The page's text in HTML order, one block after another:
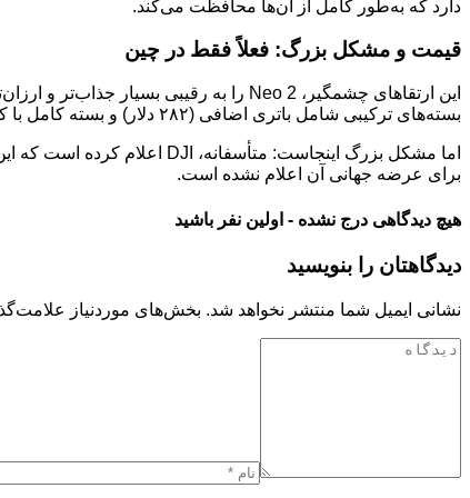
دارد که به‌طور کامل از آن‌ها محافظت می‌کند.
قیمت و مشکل بزرگ: فعلاً فقط در چین
بسته‌های ترکیبی شامل باتری اضافی (۲۸۲ دلار) و بسته کامل با کنترلر حرکتی و هدست Goggles N3 (۵۲۱ دلار) نیز عرضه می‌شوند.
برای عرضه جهانی آن اعلام نشده است.
هیچ دیدگاهی درج نشده - اولین نفر باشید
دیدگاهتان را بنویسید
نشانی ایمیل شما منتشر نخواهد شد. بخش‌های موردنیاز